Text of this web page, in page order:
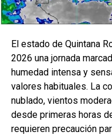
El estado de Quintana
2026 una jornada
humedad intensa y
valores habituales. La
nublado, vientos
desde primeras horas
requieren precaución